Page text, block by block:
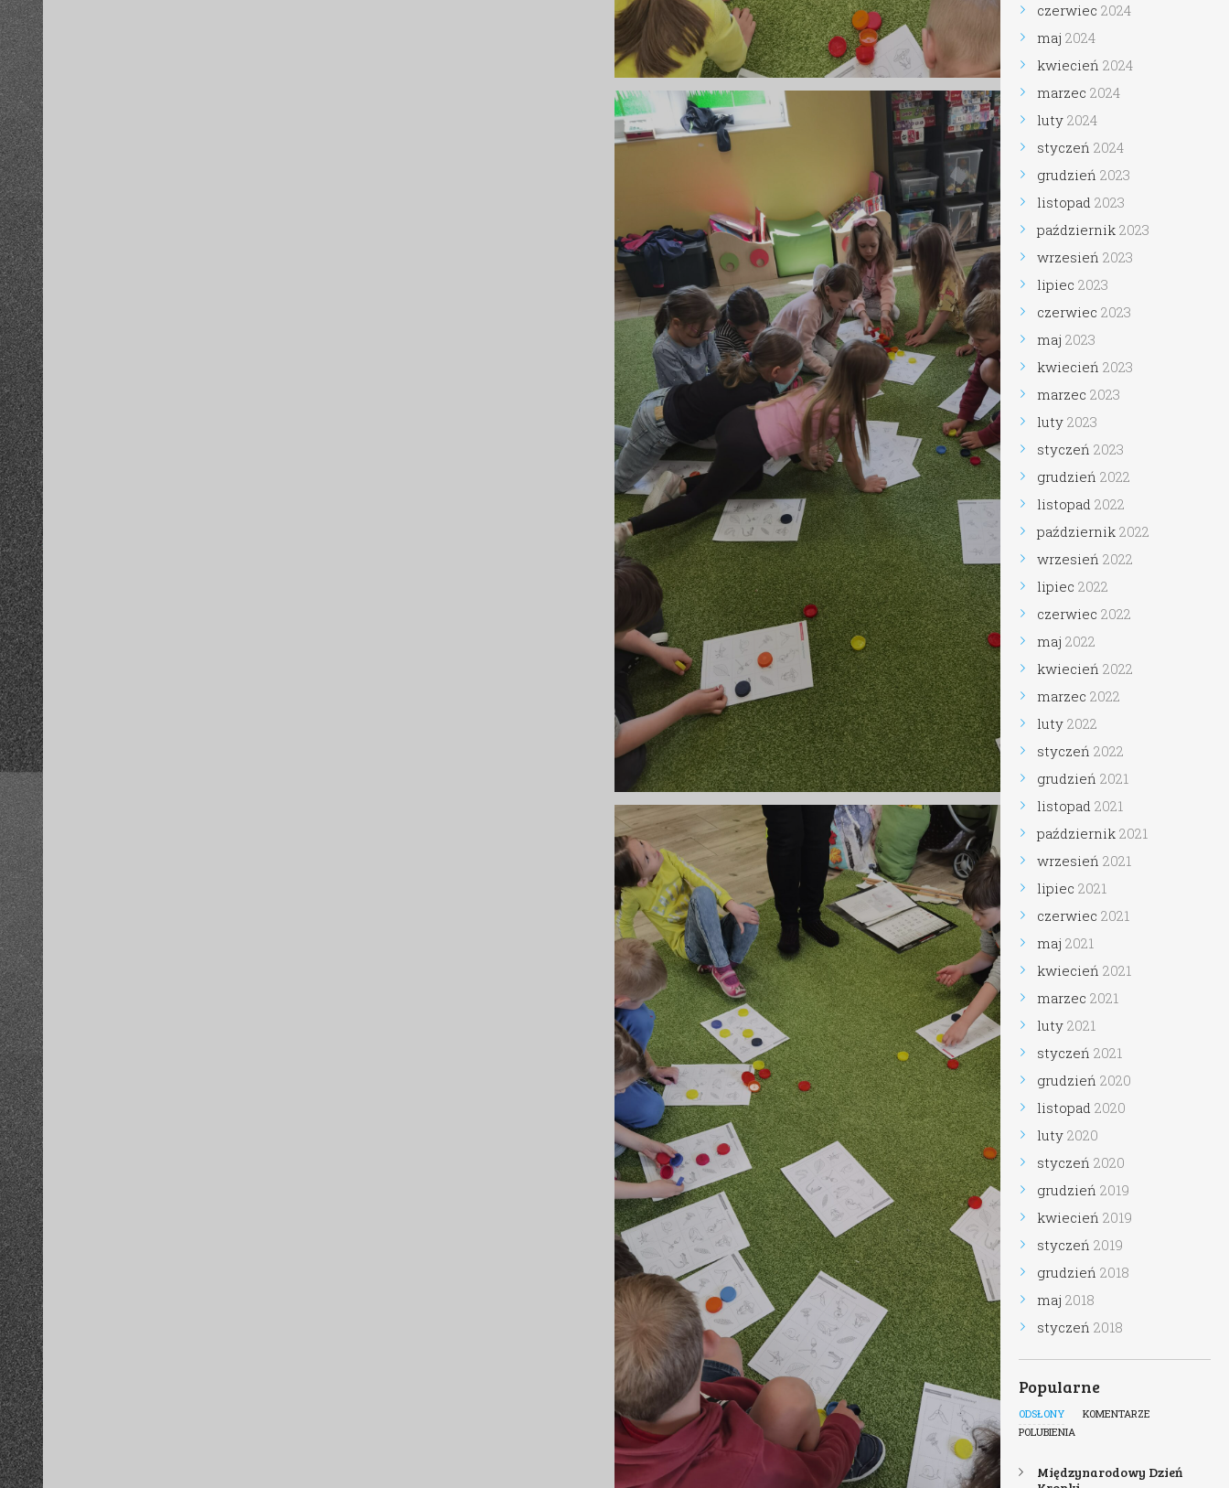
czerwiec 2024
maj 2024
kwiecień 2024
marzec 2024
luty 2024
styczeń 2024
grudzień 2023
listopad 2023
październik 2023
wrzesień 2023
lipiec 2023
czerwiec 2023
maj 2023
kwiecień 2023
marzec 2023
luty 2023
styczeń 2023
grudzień 2022
listopad 2022
październik 2022
wrzesień 2022
lipiec 2022
czerwiec 2022
maj 2022
kwiecień 2022
marzec 2022
luty 2022
styczeń 2022
grudzień 2021
listopad 2021
październik 2021
wrzesień 2021
lipiec 2021
czerwiec 2021
maj 2021
kwiecień 2021
marzec 2021
luty 2021
styczeń 2021
grudzień 2020
listopad 2020
luty 2020
styczeń 2020
grudzień 2019
kwiecień 2019
styczeń 2019
grudzień 2018
maj 2018
styczeń 2018
Popularne
ODSŁONY
KOMENTARZE
POLUBIENIA
Międzynarodowy Dzień